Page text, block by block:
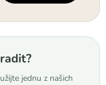
jednu z našich